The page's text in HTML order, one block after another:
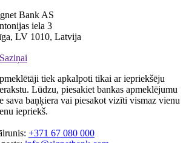
Bank AS
iela 3
LV 1010, Latvija
Saziņai
tiek apkalpoti tikai ar iepriekšēju
Lūdzu, piesakiet bankas apmeklējumu
sava baņķiera vai piesakot vizīti vismaz vienu
iepriekš.
+371 67 080 000